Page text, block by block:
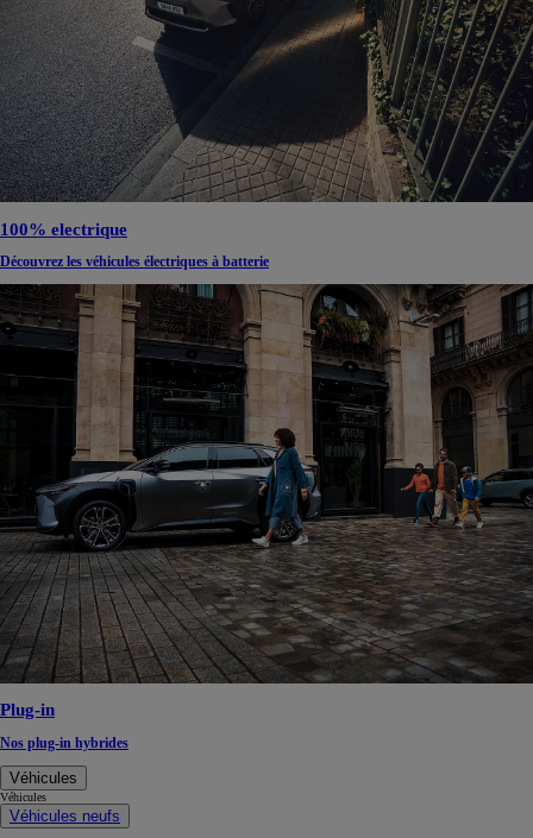
100% electrique
Découvrez les véhicules électriques à batterie
Plug-in
Nos plug-in hybrides
Véhicules
Véhicules
Véhicules neufs